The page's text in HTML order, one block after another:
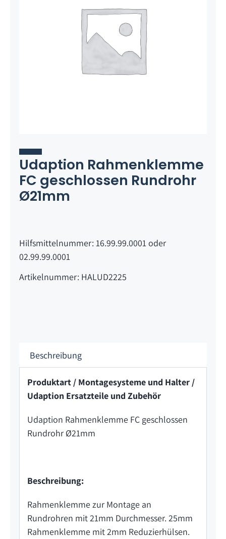
Udaption Rahmenklemme
FC geschlossen Rundrohr
Ø21mm
Hilfsmittelnummer: 16.99.99.0001 oder
02.99.99.0001
Artikelnummer: HALUD2225
Beschreibung
Produktart / Montagesysteme und Halter /
Udaption Ersatzteile und Zubehör
Udaption Rahmenklemme FC geschlossen
Rundrohr Ø21mm
Beschreibung:
Rahmenklemme zur Montage an
Rundrohren mit 21mm Durchmesser. 25mm
Rahmenklemme mit 2mm Reduzierhülsen.